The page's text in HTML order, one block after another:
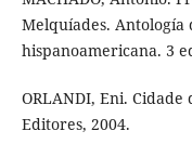
Melquíades. Antología
hispanoamericana. 3
ORLANDI, Eni. Cidade
Editores, 2004.